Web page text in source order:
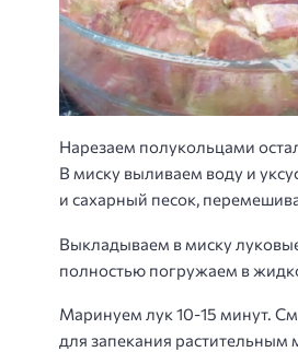
Нарезаем полукольцами
В миску выливаем воду и
и сахарный песок,
Выкладываем в миску
полностью погружаем в
Маринуем лук 10-15 минут.
для запекания растительным